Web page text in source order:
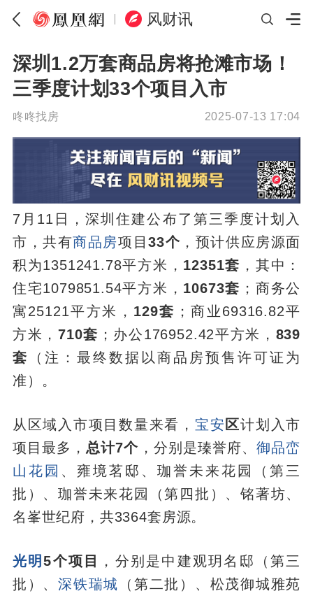
风财讯
深圳1.2万套商品房将抢滩市场！
三季度计划33个项目入市
咚咚找房 2025-07-13 17:04
7月11日，深圳住建公布了第三季度计划入
市，共有商品房项目33个 ，预计供应房源面
积为1351241.78平方米， 12351套 ，其中：
住宅1079851.54平方米， 10673套 ；商务公
寓25121平方米， 129套 ；商业69316.82平
方米， 710套 ；办公176952.42平方米， 839
套
（注：最终数据以商品房预售许可证为
准）。
从区域入市项目数量来看， 宝安 区计划入市
项目最多， 总计7个 ，分别是瑧誉府、御品峦
山花园 、雍境茗邸、珈誉未来花园（第三
批）、珈誉未来花园（第四批）、铭著坊、
名峯世纪府，共3364套房源。
光明5个项目
，分别是中建观玥名邸（第三
批）、深铁瑞城 （第二批）、松茂御城雅苑